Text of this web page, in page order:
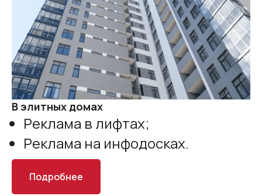
В элитных домах
Реклама в лифтах;
Реклама на инфодосках.
Подробнее